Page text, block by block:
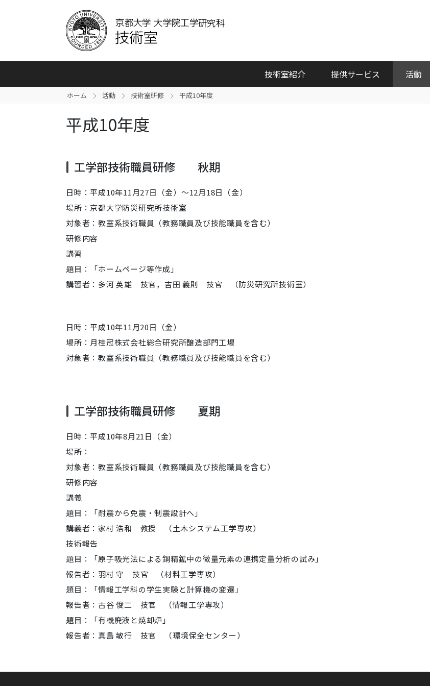
技術室紹介 提供サービス 活動
ホーム 活動 技術室研修 平成10年度
平成10年度
工学部技術職員研修 秋期
日時：平成10年11月27日（金）～12月18日（金）
場所：京都大学防災研究所技術室
対象者：教室系技術職員（教務職員及び技能職員を含む）
研修内容
講習
題目：「ホームページ等作成」
講習者：多河 英雄 技官，吉田 義則 技官 （防災研究所技術室）
日時：平成10年11月20日（金）
場所：月桂冠株式会社総合研究所醸造部門工場
対象者：教室系技術職員（教務職員及び技能職員を含む）
工学部技術職員研修 夏期
日時：平成10年8月21日（金）
場所：
対象者：教室系技術職員（教務職員及び技能職員を含む）
研修内容
講義
題目：「耐震から免震・制震設計へ」
講義者：家村 浩和 教授 （土木システム工学専攻）
技術報告
題目：「原子吸光法による銅精鉱中の微量元素の連携定量分析の試み」
報告者：羽村 守 技官 （材料工学専攻）
題目：「情報工学科の学生実験と計算機の変遷」
報告者：古谷 俊二 技官 （情報工学専攻）
題目：「有機廃液と焼却炉」
報告者：真島 敏行 技官 （環境保全センター）